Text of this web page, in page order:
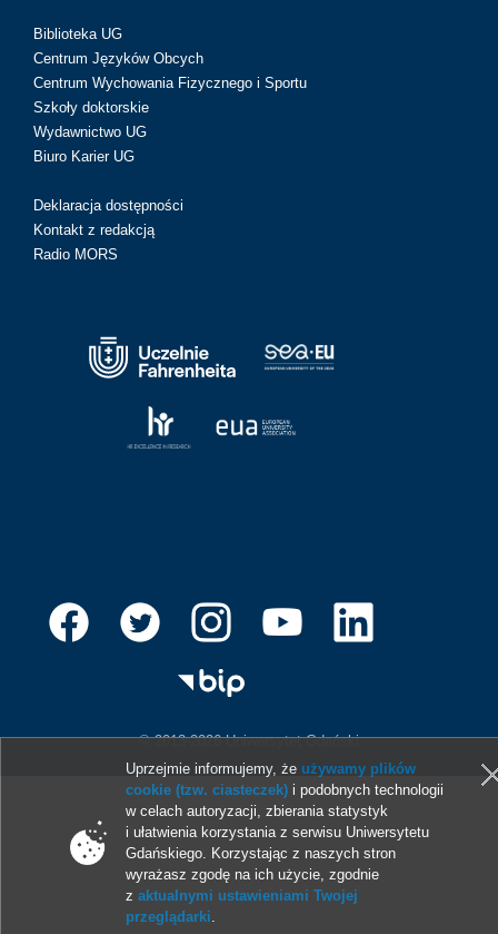
Biblioteka UG
Centrum Języków Obcych
Centrum Wychowania Fizycznego i Sportu
Szkoły doktorskie
Wydawnictwo UG
Biuro Karier UG
Deklaracja dostępności
Kontakt z redakcją
Radio MORS
© 2013-2026 Uniwersytet Gdański
Uprzejmie informujemy, że używamy plików
cookie (tzw. ciasteczek) i podobnych technologii
w celach autoryzacji, zbierania statystyk
i ułatwienia korzystania z serwisu Uniwersytetu
Gdańskiego. Korzystając z naszych stron
wyrażasz zgodę na ich użycie, zgodnie
zaktualnymi ustawieniami Twojej
przeglądarki.